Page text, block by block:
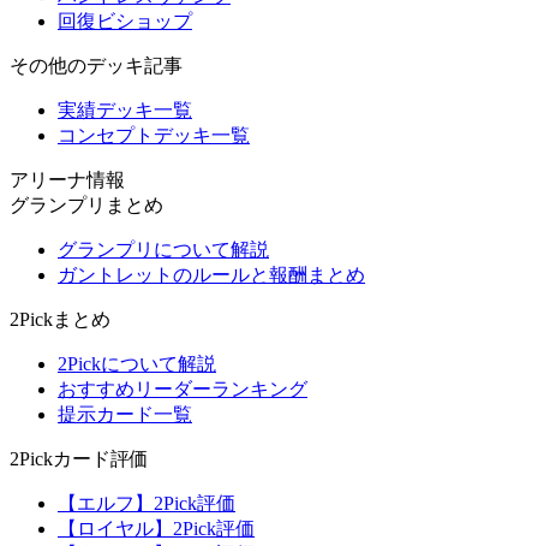
回復ビショップ
その他のデッキ記事
実績デッキ一覧
コンセプトデッキ一覧
アリーナ情報
グランプリまとめ
グランプリについて解説
ガントレットのルールと報酬まとめ
2Pickまとめ
2Pickについて解説
おすすめリーダーランキング
提示カード一覧
2Pickカード評価
【エルフ】2Pick評価
【ロイヤル】2Pick評価